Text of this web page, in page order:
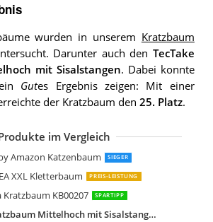
wurden in unserem Kratzbaum
Darunter auch den TecTake
mit Sisalstangen. Dabei konnte
Gutes Ergebnis zeigen: Mit einer
der Kratzbaum den 25. Platz.
im Vergleich
Amazon Katzenbaum SIEGER
XXL Kletterbaum PREIS-LEISTUNG
Kratzbaum KB00207 SPARTIPP
TecTake Kratzbaum Mittelhoch mit Sisalstangen
dibea KB00405 XXL Kratzbaum
FEANDREA KRATZBAUM FÜR
TecTake 800551 XXL Katzen
Kerbl 81500 Wandkratzbaum Dolomit
dibea KB00366 Kratzbaum
FEANDREA XXL Kratzbaum
Trixie 44541 Kratzbaum Baza
FEANDREA Kratzbaum mit Großer
Nobby Kratzbaum MOTEGA
Eono by Amazon Katzenbaum
Kerbl Kratzbaum Jade Pro
TecTake 800294 Katzen Kratzbaum
TecTake Kratzbaum mit XXL
TecTake Katzen Kratzbaum
Sam´s Pet Kratzbaum Buffy
dibea KB00503 Kratzbaum extra breit
Kerbl 82529 Kratzbaum Safari
FEANDREA Kletterbaum PCT35G
Trixie Tarifa Kratzbaum